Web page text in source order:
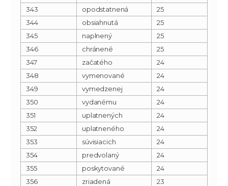
343
opodstatnená
25
344
obsiahnutá
25
345
naplnený
25
346
chránené
25
347
začatého
24
348
vymenované
24
349
vymedzenej
24
350
vydanému
24
351
uplatnených
24
352
uplatneného
24
353
súvisiacich
24
354
predvolaný
24
355
poskytované
24
356
zriadená
23